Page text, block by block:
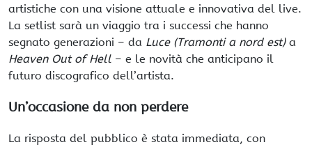
artistiche con una visione attuale e innovativa del live.
La setlist sarà un viaggio tra i successi che hanno
segnato generazioni – da Luce (Tramonti a nord est)a
Heaven Out of Hell – e le novità che anticipano il
futuro discografico dell’artista.
Un’occasione da non perdere
La risposta del pubblico è stata immediata, con